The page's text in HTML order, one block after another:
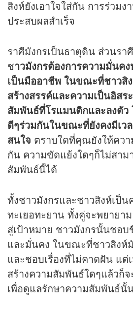
สิงห์ยังเอาใจใส่กัน การร่วม
ประสบผลสำเร็จ
ราศีมังกรเป็นธาตุดิน ส่วนรา
ชาวมังกรต้องการความมั่นค
เป็นมืออาชีพ ในขณะที่ชาวสิ
สร้างสรรค์และความเป็นอิส
สัมพันธ์ที่โรแมนติกและลงตัว
ดีๆร่วมกันในขณะที่ยังคงมีเว
สนใจ ตราบใดที่คุณยังให้คว
กัน ความขัดแย้งใดๆก็ไม่สาม
สัมพันธ์นี้ได้
ทั้งชาวมังกรและชาวสิงห์เป็
ทะเยอทะยาน ทั้งคู่จะพยายา
สู่เป้าหมาย ชาวมังกรนั้นชอบ
และมั่นคง ในขณะที่ชาวสิงห์
และชอบเรื่องที่ไม่คาดฝัน แต่
สร้างความสัมพันธ์ใดๆแล้วก็
เพื่อดูแลรักษาความสัมพันธ์นั้